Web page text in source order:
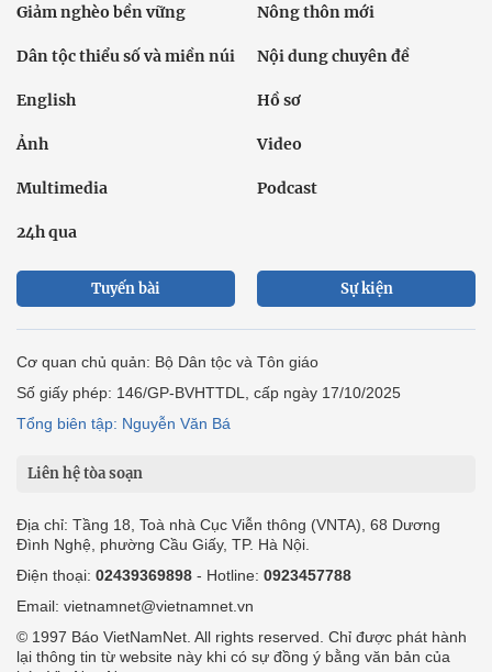
Giảm nghèo bền vững Nông thôn mới
Dân tộc thiểu số và miền núi Nội dung chuyên đề
English Hồ sơ
Ảnh Video
Multimedia Podcast
24h qua
Tuyến bài Sự kiện
Cơ quan chủ quản: Bộ Dân tộc và Tôn giáo
Số giấy phép: 146/GP-BVHTTDL, cấp ngày 17/10/2025
Tổng biên tập: Nguyễn Văn Bá
Liên hệ tòa soạn
Địa chỉ: Tầng 18, Toà nhà Cục Viễn thông (VNTA), 68 Dương
Đình Nghệ, phường Cầu Giấy, TP. Hà Nội.
Điện thoại: 02439369898 - Hotline: 0923457788
Email: vietnamnet@vietnamnet.vn
© 1997 Báo VietNamNet. All rights reserved. Chỉ được phát hành
lại thông tin từ website này khi có sự đồng ý bằng văn bản của